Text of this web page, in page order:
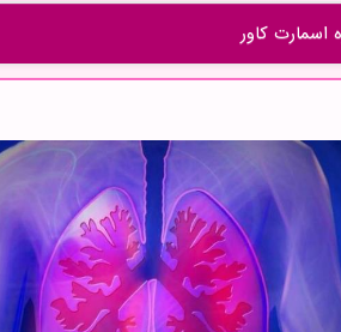
اسمارت كاور